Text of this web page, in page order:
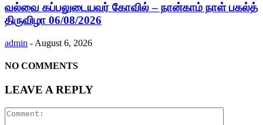
வல்வை கப்பலுடையவர் கோவில் – நான்காம் நாள் பகல்த்
திருவிழா 06/08/2026
admin - August 6, 2026
NO COMMENTS
LEAVE A REPLY